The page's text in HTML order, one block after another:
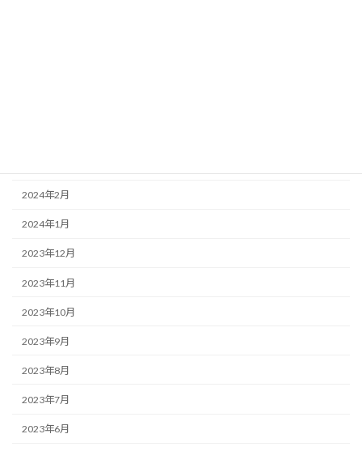
2024年2月
2024年1月
2023年12月
2023年11月
2023年10月
2023年9月
2023年8月
2023年7月
2023年6月